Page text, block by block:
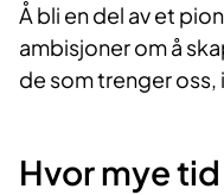
Å bli en del av et
ambisjoner om å
de som trenger
Hvor mye